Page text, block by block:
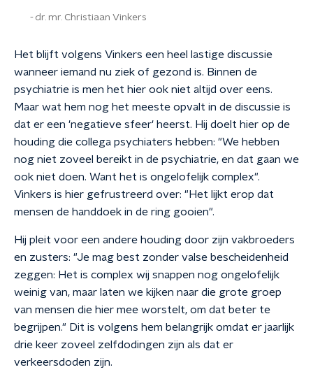
dr. mr. Christiaan Vinkers
Het blijft volgens Vinkers een heel lastige discussie
wanneer iemand nu ziek of gezond is. Binnen de
psychiatrie is men het hier ook niet altijd over eens.
Maar wat hem nog het meeste opvalt in de discussie is
dat er een 'negatieve sfeer' heerst. Hij doelt hier op de
houding die collega psychiaters hebben: "We hebben
nog niet zoveel bereikt in de psychiatrie, en dat gaan we
ook niet doen. Want het is ongelofelijk complex".
Vinkers is hier gefrustreerd over: "Het lijkt erop dat
mensen de handdoek in de ring gooien".
Hij pleit voor een andere houding door zijn vakbroeders
en zusters: "Je mag best zonder valse bescheidenheid
zeggen: Het is complex wij snappen nog ongelofelijk
weinig van, maar laten we kijken naar die grote groep
van mensen die hier mee worstelt, om dat beter te
begrijpen." Dit is volgens hem belangrijk omdat er jaarlijk
drie keer zoveel zelfdodingen zijn als dat er
verkeersdoden zijn.